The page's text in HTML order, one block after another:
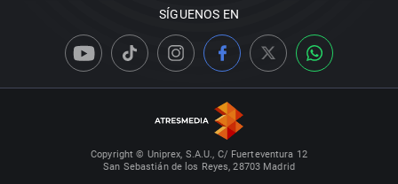
SÍGUENOS EN
Copyright © Uniprex, S.A.U., C/ Fuerteventura 12
San Sebastián de los Reyes, 28703 Madrid